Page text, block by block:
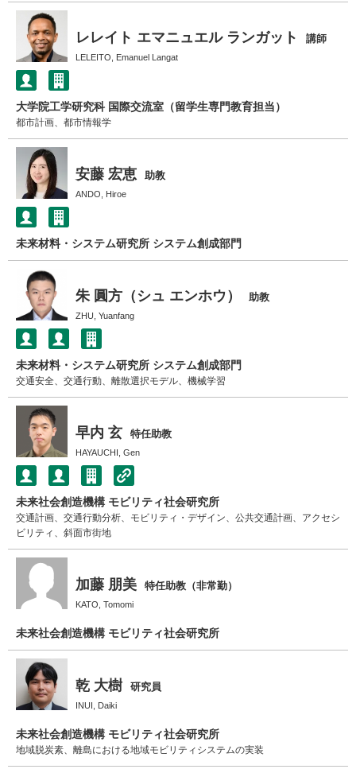
レレイト エマニュエル ランガット 講師
LELEITO, Emanuel Langat
大学院工学研究科 国際交流室（留学生専門教育担当）
都市計画、都市情報学
安藤 宏恵 助教
ANDO, Hiroe
未来材料・システム研究所 システム創成部門
朱 圓方（シュ エンホウ） 助教
ZHU, Yuanfang
未来材料・システム研究所 システム創成部門
交通安全、交通行動、離散選択モデル、機械学習
早内 玄 特任助教
HAYAUCHI, Gen
未来社会創造機構 モビリティ社会研究所
交通計画、交通行動分析、モビリティ・デザイン、公共交通計画、アクセシ
ビリティ、斜面市街地
加藤 朋美 特任助教（非常勤）
KATO, Tomomi
未来社会創造機構 モビリティ社会研究所
乾 大樹 研究員
INUI, Daiki
未来社会創造機構 モビリティ社会研究所
地域脱炭素、離島における地域モビリティシステムの実装